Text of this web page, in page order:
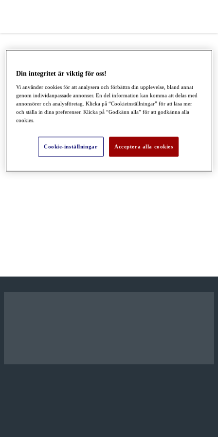
●●●
Din integritet är viktig för oss!
Vi använder cookies för att analysera och förbättra din upplevelse, bland annat
genom individanpassade annonser. En del information kan komma att delas med
annonsörer och analysföretag. Klicka på “Cookieinställningar” för att läsa mer
och ställa in dina preferenser. Klicka på “Godkänn alla” för att godkänna alla
cookies.
Cookie-inställningar Acceptera alla cookies